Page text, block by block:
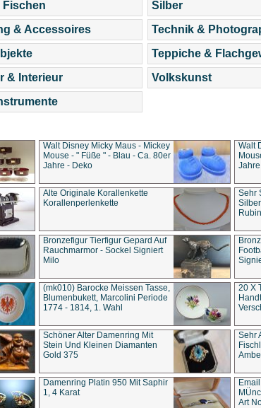
Fischen
& Accessoires
& Interieur
Silber
Technik &
Teppiche &
Volkskunst
Walt Disney Micky Maus - Mickey
Mouse - " Füße " - Blau - Ca. 80er
Jahre - Deko
Walt
Alte Originale Korallenkette
Korallenperlenkette
Sehr
Bronzefigur Tierfigur Gepard Auf
Rauchmarmor - Sockel Signiert
Milo
(mk010) Barocke Meissen Tasse,
Blumenbukett, Marcolini Periode
1774 - 1814, 1. Wahl
20 X
Schöner Alter Damenring Mit
Stein Und Kleinen Diamanten
Gold 375
Sehr
Damenring Platin 950 Mit Saphir
1, 4 Karat
Art